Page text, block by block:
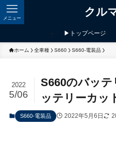
クル
メニュー
▶トップページ
ホーム 全車種 S660 S660-電装品
S660のバッ
ッテリーカッ
2022
5/06
S660-電装品 2022年5月6日